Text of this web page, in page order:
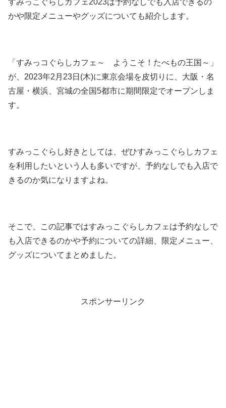
すみっこぐらしカフェ2023は予約なしでも入店できるの
かや限定メニューやグッズについても紹介します。
「すみっコぐらしカフェ～ ようこそ！たべもの王国～」
が、2023年2月23日(木)に東京会場を皮切りに、大阪・名
古屋・横浜、宮城の全国5都市に期間限定でオープンしま
す。
すみっこぐらし好きとしては、ぜひすみっこぐらしカフェ
を利用したいという人も多いですが、予約なしでも入店で
きるのか気になりますよね。
そこで、この記事ではすみっこぐらしカフェは予約なしで
も入店できるのかや予約についての詳細、限定メニュー、
グッズについてまとめました。
スポンサーリンク